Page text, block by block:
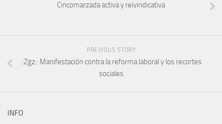
Cincomarzada activa y reivindicativa
PREVIOUS STORY
::Zgz:: Manifestación contra la reforma laboral y los recortes
sociales
INFO